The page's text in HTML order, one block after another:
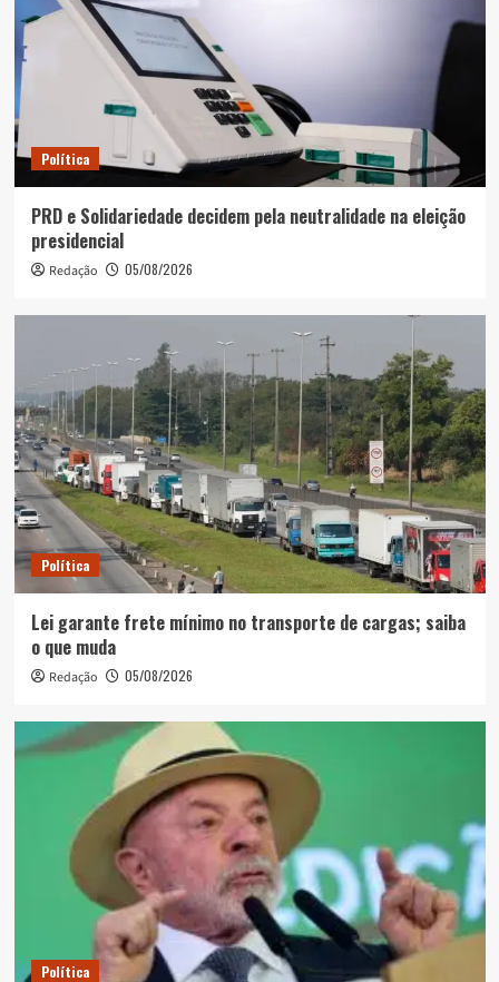
Política
PRD e Solidariedade decidem pela neutralidade na eleição
presidencial
Redação 05/08/2026
Política
Lei garante frete mínimo no transporte de cargas; saiba
o que muda
Redação 05/08/2026
Política